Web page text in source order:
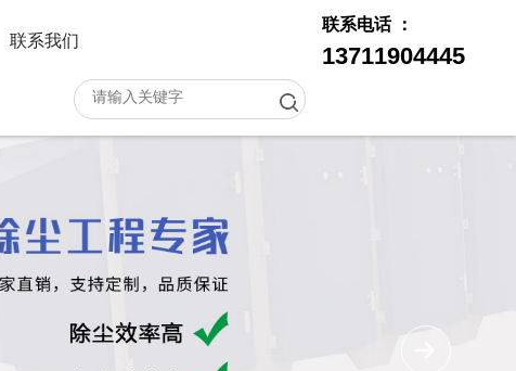
联系我们
联系电话 ：
13711904445